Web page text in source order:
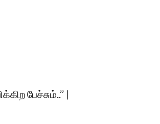
பேச்சும்..’’ |